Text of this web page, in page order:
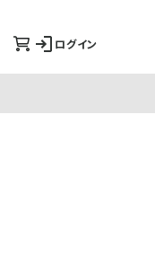
ログイン